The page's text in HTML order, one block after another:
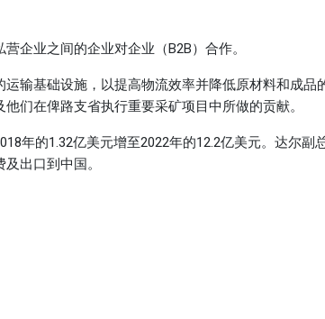
企业之间的企业对企业（B2B）合作。
输基础设施，以提高物流效率并降低原材料和成品
们在俾路支省执行重要采矿项目中所做的贡献。
年的1.32亿美元增至2022年的12.2亿美元。达尔副
出口到中国。